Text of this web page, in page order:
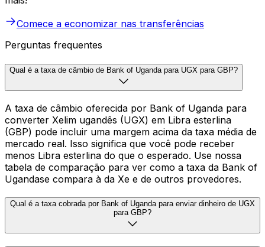
Comece a economizar nas transferências
Perguntas frequentes
Qual é a taxa de câmbio de Bank of Uganda para UGX para GBP?
A taxa de câmbio oferecida por Bank of Uganda para
converter Xelim ugandês (UGX) em Libra esterlina
(GBP) pode incluir uma margem acima da taxa média de
mercado real. Isso significa que você pode receber
menos Libra esterlina do que o esperado. Use nossa
tabela de comparação para ver como a taxa da Bank of
Ugandase compara à da Xe e de outros provedores.
Qual é a taxa cobrada por Bank of Uganda para enviar dinheiro de UGX
para GBP?